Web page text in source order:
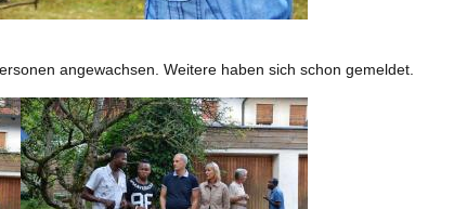
angewachsen. Weitere haben sich schon gemeldet.